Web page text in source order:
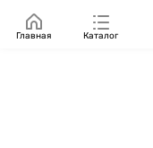
Главная Каталог